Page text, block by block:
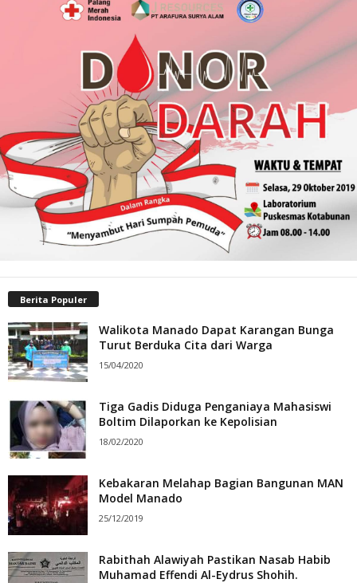
Berita Populer
Walikota Manado Dapat Karangan Bunga
Turut Berduka Cita dari Warga
15/04/2020
Tiga Gadis Diduga Penganiaya Mahasiswi
Boltim Dilaporkan ke Kepolisian
18/02/2020
Kebakaran Melahap Bagian Bangunan MAN
Model Manado
25/12/2019
Rabithah Alawiyah Pastikan Nasab Habib
Muhamad Effendi Al-Eydrus Shohih.